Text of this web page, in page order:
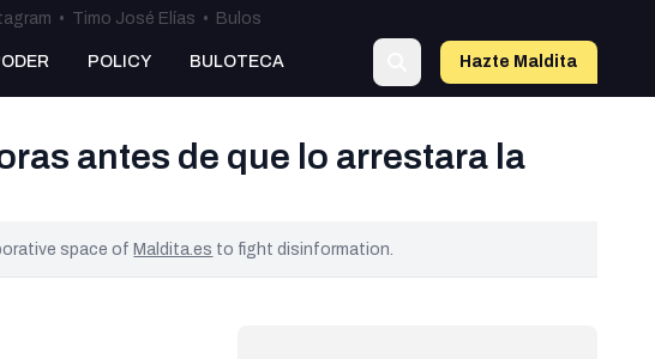
• Timo José Elías • Bulos
POLICY BULOTECA Hazte Maldita
antes de que lo arrestara la
space ofMaldita.es to fight disinformation.